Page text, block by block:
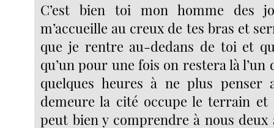
C’est bien toi mon homme des
m’accueille au creux de tes bras et
que je rentre au-dedans de toi et
qu’un pour une fois on restera là l’un
quelques heures à ne plus penser
demeure la cité occupe le terrain et
peut bien y comprendre à nous deux